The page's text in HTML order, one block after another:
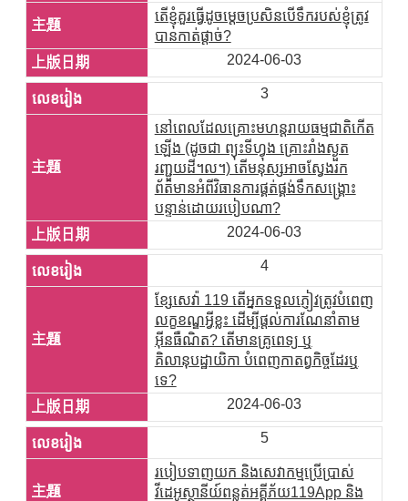
តើខ្ញុំគួរធ្វើដូចម្តេចប្រសិនបើទឹករបស់ខ្ញុំត្រូវ
បានកាត់ផ្តាច់?
2024-06-03
3
នៅពេលដែលគ្រោះមហន្តរាយធម្មជាតិកើត
ឡើង (ដូចជា ព្យុះទីហ្វុង គ្រោះរាំងស្ងួត
រញ្ជួយដី។ល។) តើមនុស្សអាចស្វែងរក
ព័ត៌មានអំពីវិធានការផ្គត់ផ្គង់ទឹកសង្គ្រោះ
បន្ទាន់ដោយរបៀបណា?
2024-06-03
4
ខ្សែសេវ៉ា 119 តើអ្នកទទួលភ្ញៀវត្រូវបំពេញ
លក្ខខណ្ឌអ្វីខ្លះ ដើម្បីផ្តល់ការណែនាំតាម
អ៊ីនធឺណិត? តើមានគ្រូពេទ្យ ឬ
គិលានុបដ្ឋាយិកា បំពេញកាតព្វកិច្ចដែរឬ
ទេ?
2024-06-03
5
របៀបទាញយក និងសេវាកម្មប្រើប្រាស់
វីដេអូស្ថានីយ៍ពន្លត់អគ្គីភ័យ119App និង